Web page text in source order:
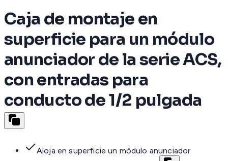
Caja de montaje en
superficie para un módulo
anunciador de la serie ACS,
con entradas para
conducto de 1/2 pulgada
Aloja en superficie un módulo anunciador